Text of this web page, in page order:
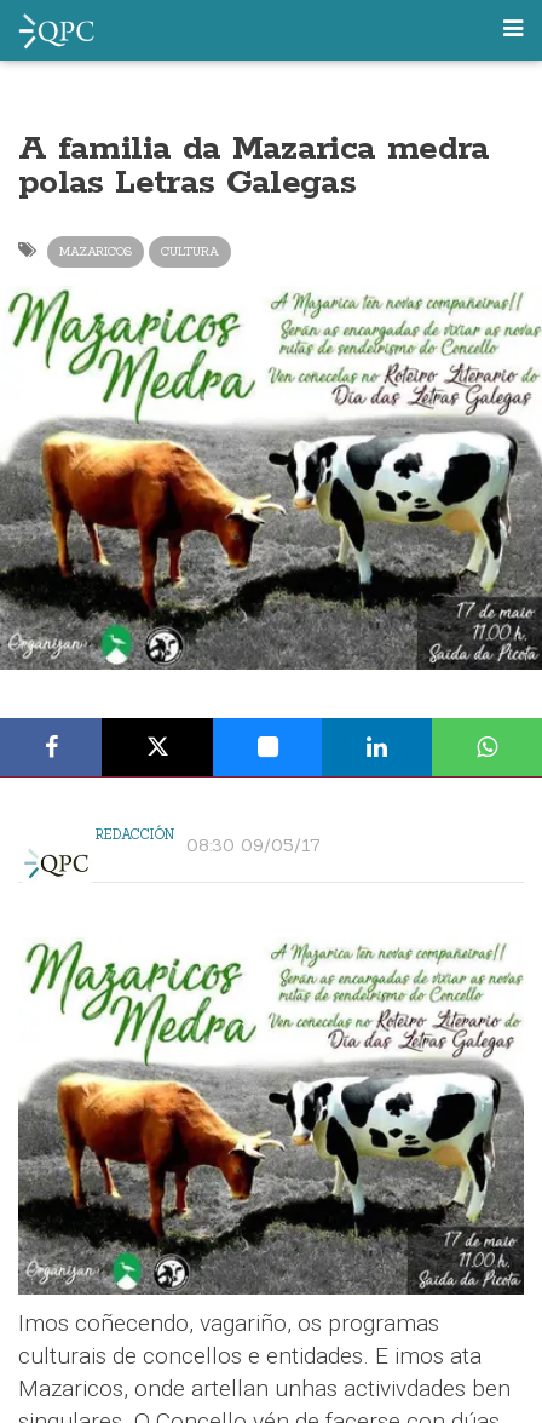
A familia da Mazarica medra
polas Letras Galegas
MAZARICOS CULTURA
REDACCIÓN 08:30 09/05/17
Imos coñecendo, vagariño, os programas
culturais de concellos e entidades. E imos ata
Mazaricos, onde artellan unhas activivdades ben